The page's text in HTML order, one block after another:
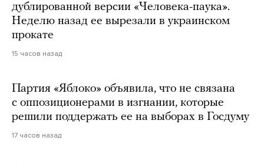
дублированной версии «Человека-паука».
Неделю назад ее вырезали в украинском
прокате
15 часов назад
Партия «Яблоко» объявила, что не связана
с оппозиционерами в изгнании, которые
решили поддержать ее на выборах в Госдуму
17 часов назад